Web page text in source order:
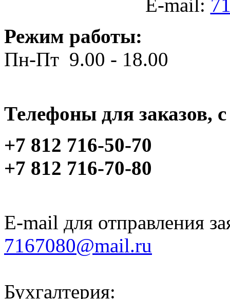
E-mail:
Режим работы:
Пн-Пт 9.00 - 18.00
Телефоны для заказов,
+7 812 716-50-70
+7 812 716-70-80
E-mail для отправления
7167080@mail.ru
Бухгалтерия: